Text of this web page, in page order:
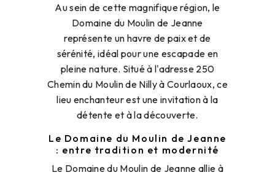
Au sein de cette magnifique région, le
Domaine du Moulin de Jeanne
représente un havre de paix et de
sérénité, idéal pour une escapade en
pleine nature. Situé à l'adresse 250
Chemin du Moulin de Nilly à Courlaoux, ce
lieu enchanteur est une invitation à la
détente et à la découverte.
Le Domaine du Moulin de Jeanne
: entre tradition et modernité
Le Domaine du Moulin de Jeanne allie à